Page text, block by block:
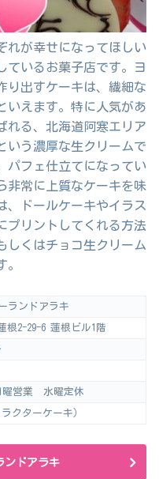
れが幸せになってほしい
ているお菓子店です。ヨ
り出すケーキは、繊細な
いえます。特に人気があ
れる、北海道阿寒エリア
いう濃厚な生クリームで
パフェ仕立てになってい
非常に上質なケーキを味
、ドールケーキやイラス
プリントしてくれる方法
しくはチョコ生クリーム
ランドアラキ
根2-29-6 蓮根ビル1階
曜営業 水曜定休
クターケーキ）
ンドアラキ